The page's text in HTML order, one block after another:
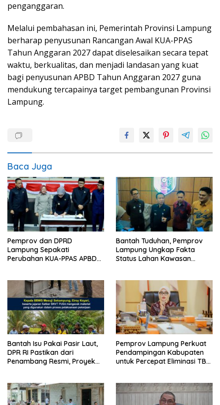
penganggaran.
Melalui pembahasan ini, Pemerintah Provinsi Lampung
berharap penyusunan Rancangan Awal KUA-PPAS
Tahun Anggaran 2027 dapat diselesaikan secara tepat
waktu, berkualitas, dan menjadi landasan yang kuat
bagi penyusunan APBD Tahun Anggaran 2027 guna
mendukung tercapainya target pembangunan Provinsi
Lampung.
Baca Juga
Pemprov dan DPRD
Lampung Sepakati
Perubahan KUA-PPAS APBD
Bantah Tuduhan, Pemprov
Lampung Ungkap Fakta
Status Lahan Kawasan
Bantah Isu Pakai Pasir Laut,
DPR RI Pastikan dari
Penambang Resmi, Proyek
Spesifikasi
Pemprov Lampung Perkuat
Pendampingan Kabupaten
untuk Percepat Eliminasi TBC